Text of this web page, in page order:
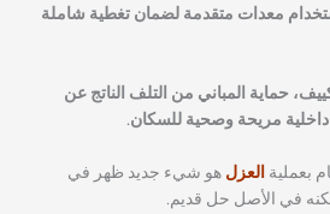
معدات متقدمة لضمان تغطية شاملة
حماية المباني من التلف الناتج عن
داخلية مريحة وصحية للسكان.
بعمليةالعزلهو شيء جديد ظهر في
في الأصل حل قديم.